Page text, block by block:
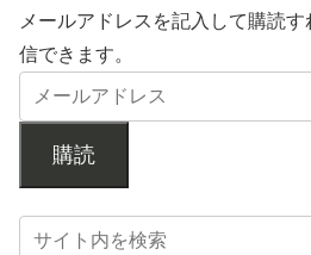
メールアドレスを記入して購読
信できます。
購読